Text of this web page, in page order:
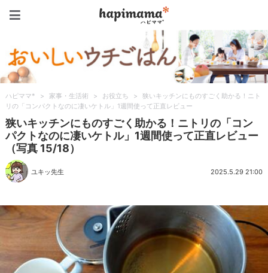
ハピママ* > 家事・生活術 > お役立ち >
狭いキッチンにものすごく助かる！ニト
リの「コンパクトなのに凄いケトル」1週間使って正直レビュー
狭いキッチンにものすごく助かる！ニトリの「コン
パクトなのに凄いケトル」1週間使って正直レビュー
（写真 15/18）
ユキッ先生 2025.5.29 21:00